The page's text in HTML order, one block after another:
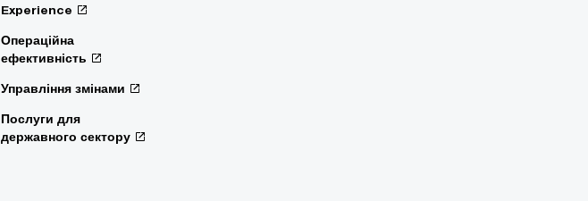
Experience
Операційна
ефективність
Управління змінами
Послуги для
державного сектору